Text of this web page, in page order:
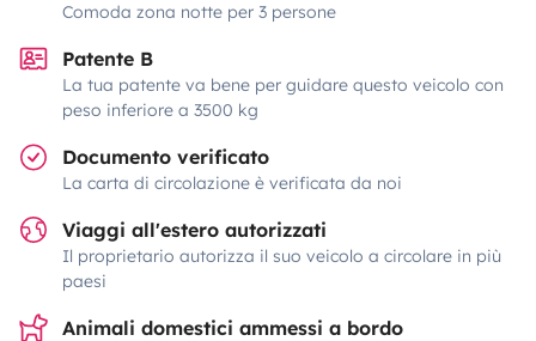
Comoda zona notte per 3 persone
Patente B
La tua patente va bene per guidare questo veicolo con
peso inferiore a 3500 kg
Documento verificato
La carta di circolazione è verificata da noi
Viaggi all'estero autorizzati
Il proprietario autorizza il suo veicolo a circolare in più
paesi
Animali domestici ammessi a bordo